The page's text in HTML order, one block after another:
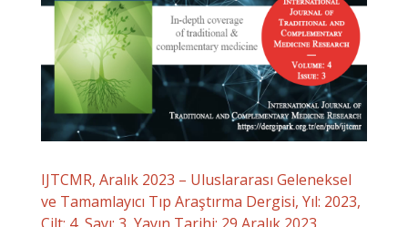
IJTCMR, Aralık 2023 – Uluslararası Geleneksel
ve Tamamlayıcı Tıp Araştırma Dergisi, Yıl: 2023,